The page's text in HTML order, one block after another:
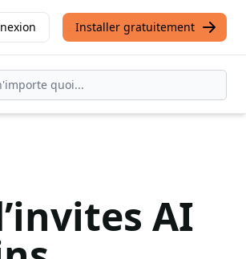
Installer gratuitement
AI